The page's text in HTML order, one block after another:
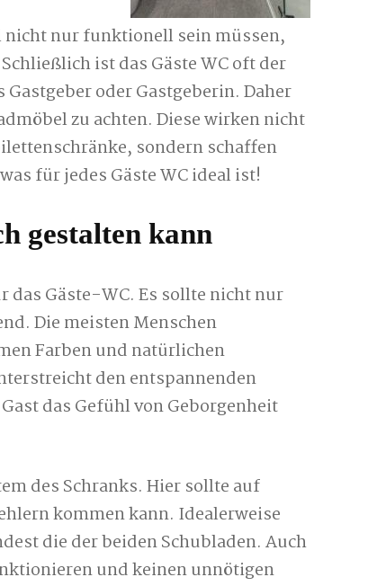
nicht nur funktionell sein müssen,
ist das Gäste WC oft der
oder Gastgeberin. Daher
zu achten. Diese wirken nicht
sondern schaffen
für jedes Gäste WC ideal ist!
gestalten kann
Gäste-WC. Es sollte nicht nur
Die meisten Menschen
Farben und natürlichen
den entspannenden
das Gefühl von Geborgenheit
des Schranks. Hier sollte auf
kommen kann. Idealerweise
die der beiden Schubladen. Auch
und keinen unnötigen